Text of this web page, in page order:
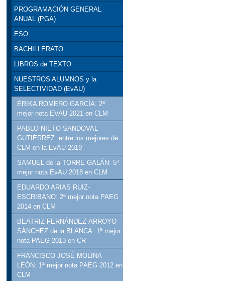
PROGRAMACIÓN GENERAL
ANUAL (PGA)
ESO
BACHILLERATO
LIBROS de TEXTO
NUESTROS ALUMNOS y la
SELECTIVIDAD (EvAU)
ÉRIKA ROMERO GARCÍA: 2ª
mejor nota EVAU 2021 en CLM
PABLO NIETO-SANDOVAL
GUTIÉRREZ: entre los mejores de
CLM en la EvAU 2019
SAMUEL de la TORRE GALÁN: 5ª
mejor nota EvAU 2018 en CLM
EDUARDO ARIAS RUIZ-
ESCRIBANO: 2ª mejor nota PAEG
2014 en CLM
BEATRIZ FERNÁNDEZ-ARROYO
SÁNCHEZ de la BLANCA: 1ª mejor
nota PAEG 2013 en CR
FRANCISCO JOSÉ MOLINA
LEÓN: 1ª mejor nota PAEG 2012 en
CLM